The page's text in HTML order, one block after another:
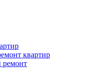
квартир
ремонт